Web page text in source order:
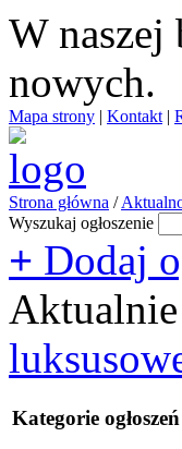
W naszej
nowych.
Mapa strony | Kontakt |
Strona główna /
Wyszukaj ogłoszenie
+ Dodaj
Aktualnie
Kategorie ogłoszeń